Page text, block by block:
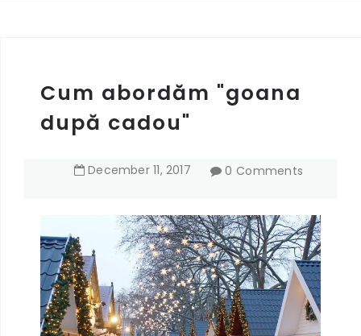
Cum abordăm "goana
după cadou"
December 11, 2017 0 Comments